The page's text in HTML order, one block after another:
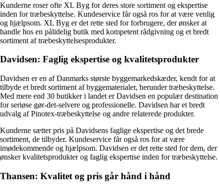
Kunderne roser ofte XL Byg for deres store sortiment og ekspertise
inden for træbeskyttelse. Kundeservice får også ros for at være venlig
og hjælpsom. XL Byg er det rette sted for forbrugere, der ønsker at
handle hos en pålidelig butik med kompetent rådgivning og et bredt
sortiment af træbeskyttelsesprodukter.
Davidsen: Faglig ekspertise og kvalitetsprodukter
Davidsen er en af Danmarks største byggemarkedskæder, kendt for at
tilbyde et bredt sortiment af byggematerialer, herunder træbeskyttelse.
Med mere end 30 butikker i landet er Davidsen en populær destination
for seriøse gør-det-selvere og professionelle. Davidsen har et bredt
udvalg af Pinotex-træbeskyttelse og andre relaterede produkter.
Kunderne sætter pris på Davidsens faglige ekspertise og det brede
sortiment, de tilbyder. Kundeservice får også ros for at være
imødekommende og hjælpsom. Davidsen er det rette sted for dem, der
ønsker kvalitetsprodukter og faglig ekspertise inden for træbeskyttelse.
Thansen: Kvalitet og pris går hånd i hånd